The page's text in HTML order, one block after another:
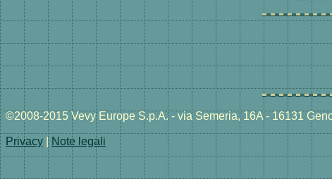
©2008-2015 Vevy Europe S.p.A. - via Semeria, 16A - 16131
Privacy | Note legali